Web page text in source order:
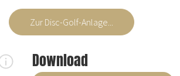
Zur Disc-Golf-Anlage...
Download